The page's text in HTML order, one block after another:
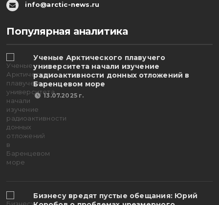
info@arctic-news.ru
Популярная аналитика
Ученые Арктического плавучего
университета начали изучение
радиоактивности донных отложений в
Баренцевом море
13.07.2025 г.
Бизнесу вредят пустые обещания: Юрий